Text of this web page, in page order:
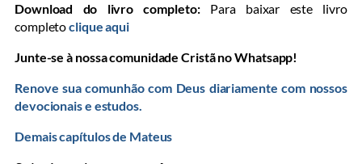
Download do livro completo: Para baixar este livro
completoclique aqui
Junte-se à nossa comunidade Cristã no Whatsapp!
Renove sua comunhão com Deus diariamente com nossos
devocionais e estudos.
Demais capítulos de Mateus